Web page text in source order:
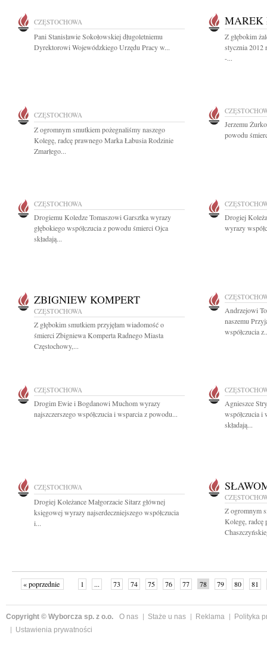
CZĘSTOCHOWA
Pani Stanisławie Sokołowskiej długoletniemu
Dyrektorowi Wojewódzkiego Urzędu Pracy w...
MAREK
Z głębokim
stycznia 2012
-...
CZĘSTOCHOWA
Z ogromnym smutkiem pożegnaliśmy naszego
Kolegę, radcę prawnego Marka Łabusia Rodzinie
Zmarłego...
Jerzemu
powodu
CZĘSTOCHOWA
Drogiemu Koledze Tomaszowi Garsztka wyrazy
głębokiego współczucia z powodu śmierci Ojca
składają...
Drogiej
wyrazy
ZBIGNIEW KOMPERT
CZĘSTOCHOWA
Z głębokim smutkiem przyjęłam wiadomość o
śmierci Zbigniewa Komperta Radnego Miasta
Częstochowy,...
Andrzejowi
naszemu
współczucia
CZĘSTOCHOWA
Drogim Ewie i Bogdanowi Muchom wyrazy
najszczerszego współczucia i wsparcia z powodu...
Agnieszce
współczucia i
składają...
CZĘSTOCHOWA
Drogiej Koleżance Małgorzacie Sitarz głównej
księgowej wyrazy najserdeczniejszego współczucia
i...
Z ogromnym
Kolegę, radcę
« poprzednie 1 ... 73 74 75 76 77 78 79 80
81
Copyright © Wyborcza sp. z o.o. O nas Staże u nas Reklama
Polityka
Ustawienia prywatności